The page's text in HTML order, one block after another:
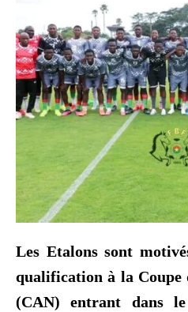
Les Etalons sont
qualification à la Coupe
(CAN) entrant dans